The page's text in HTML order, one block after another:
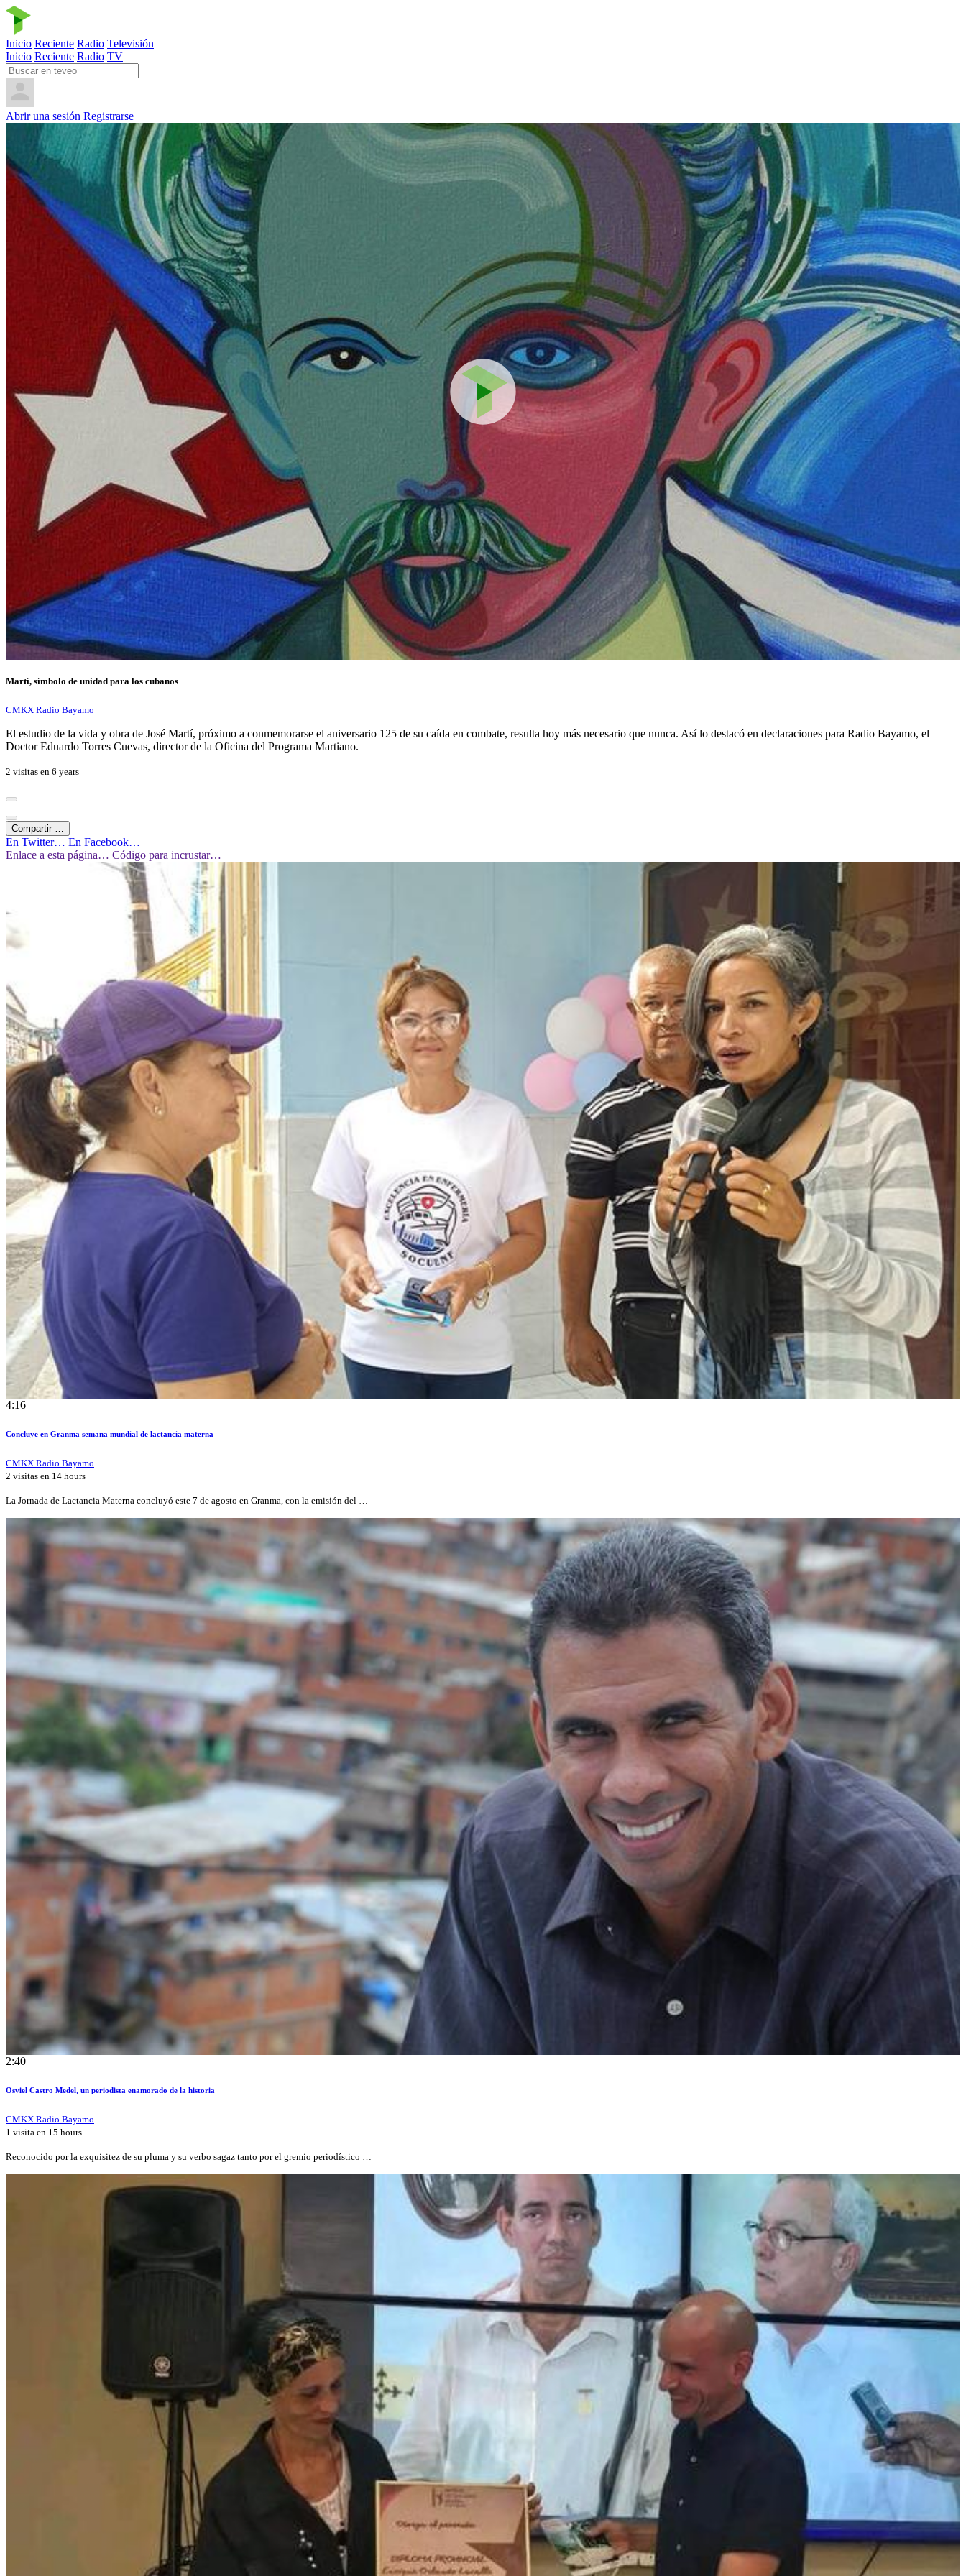
Inicio Reciente Radio Televisión
Inicio Reciente Radio TV
Abrir una sesión Registrarse
Martí, símbolo de unidad para los cubanos
CMKX Radio Bayamo
El estudio de la vida y obra de José Martí, próximo a conmemorarse el aniversario 125 de su caída en combate, resulta hoy más necesario que nunca. Así lo destacó en declaraciones para Radio Bayamo, el
Doctor Eduardo Torres Cuevas, director de la Oficina del Programa Martiano.
2 visitas en 6 years
Compartir …
En Twitter… En Facebook…
Enlace a esta página… Código para incrustar…
4:16
Concluye en Granma semana mundial de lactancia materna
CMKX Radio Bayamo
2 visitas en 14 hours
La Jornada de Lactancia Materna concluyó este 7 de agosto en Granma, con la emisión del …
2:40
Osviel Castro Medel, un periodista enamorado de la historia
CMKX Radio Bayamo
1 visita en 15 hours
Reconocido por la exquisitez de su pluma y su verbo sagaz tanto por el gremio periodístico …